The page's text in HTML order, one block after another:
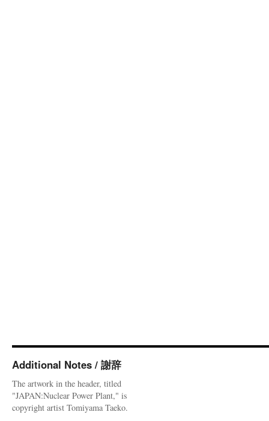
Additional Notes / 謝辞
The artwork in the header, titled
"JAPAN:Nuclear Power Plant," is
copyright artist Tomiyama Taeko.